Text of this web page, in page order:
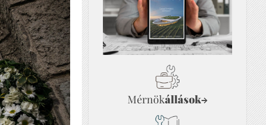
Mérnökállások→